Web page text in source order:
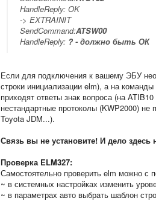
HandleReply: OK
-> EXTRAINIT
SendCommand:ATSW00
HandleReply:? - должно быть ОК
Если для подключения к вашему ЭБУ
строки инициализации elm), а на
приходят ответы знак вопроса (на
нестандартные протоколы (KWP2000)
Toyota JDM...).
Связь вы не установите! И дело здесь
Проверка ELM327:
Самостоятельно проверить elm можно с
~ в системных настройках изменить
~ в параметрах авто выбрать шаблон